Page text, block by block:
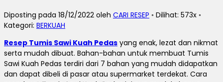
Diposting pada 18/12/2022 oleh CARI RESEP ◦ Dilihat: 573x ◦
Kategori: BERKUAH
Resep Tumis Sawi Kuah Pedas yang enak, lezat dan nikmat
serta mudah dibuat. Bahan-bahan untuk membuat Tumis
Sawi Kuah Pedas terdiri dari 7 bahan yang mudah didapatkan
dan dapat dibeli di pasar atau supermarket terdekat. Cara